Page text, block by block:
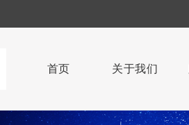
首页 关于我们